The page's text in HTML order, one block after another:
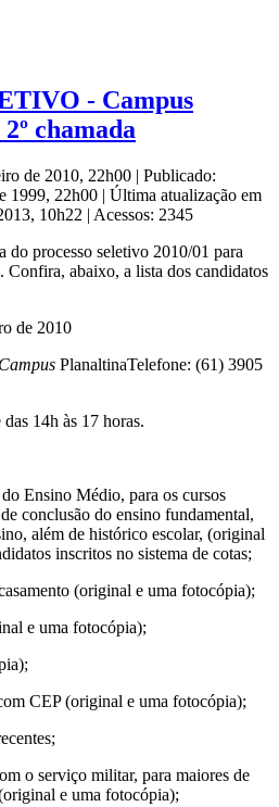
- Campus
chamada
de 2010, 22h00 | Publicado:
1999, 22h00 | Última atualização em
10h22 | Acessos: 2345
do processo seletivo 2010/01 para
Confira, abaixo, a lista dos candidatos
de 2010
Campus PlanaltinaTelefone: (61) 3905
14h às 17 horas.
Ensino Médio, para os cursos
conclusão do ensino fundamental,
além de histórico escolar, (original
inscritos no sistema de cotas;
(original e uma fotocópia);
e uma fotocópia);
CEP (original e uma fotocópia);
o serviço militar, para maiores de
e uma fotocópia);